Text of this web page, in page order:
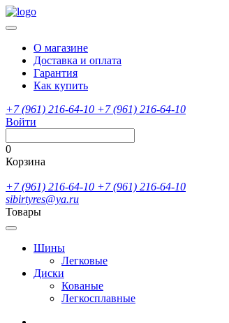
О магазине
Доставка и оплата
Гарантия
Как купить
+7 (961) 216-64-10 +7 (961) 216-64-10
Войти
0
Корзина
+7 (961) 216-64-10 +7 (961) 216-64-10
sibirtyres@ya.ru
Товары
Шины
Легковые
Диски
Кованые
Легкосплавные